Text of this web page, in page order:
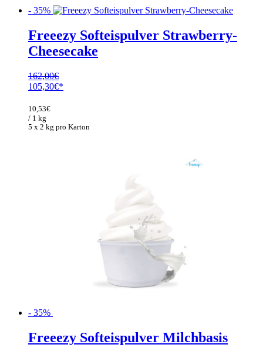
- 35%
Freeezy Softeispulver Strawberry-
Cheesecake
162,00€
Ursprünglicher
war:
162,00€
105,30€
5 x 2 kg pro Karton
10,53€
/ 1 kg
- 35%
Freeezy Softeispulver Milchbasis